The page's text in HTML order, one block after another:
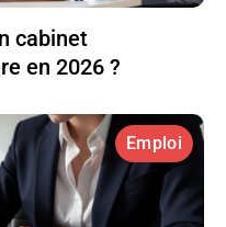
cabinet
en 2026 ?
Emploi